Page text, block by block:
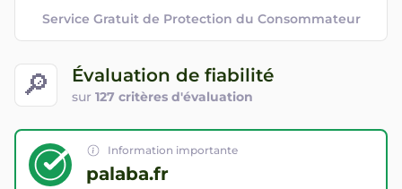
🔎 Évaluation de fiabilité
sur 127 critères d'évaluation
Service Gratuit de Protection du Consommateur
Information importante
palaba.fr